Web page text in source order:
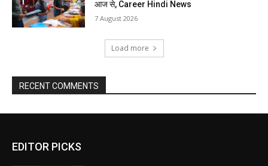
आज से, Career Hindi News
7 August 2026
Load more
RECENT COMMENTS
EDITOR PICKS